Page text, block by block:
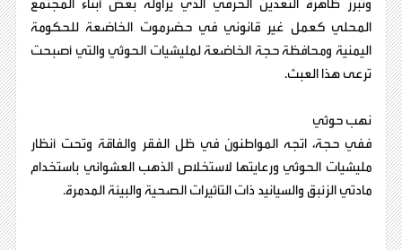
وتبرز ظاهرة التعدين الحرفي الذي يزاوله بعض أبناء المجتمع
المحلي كعمل غير قانوني في حضرموت الخاضعة للحكومة
اليمنية ومحافظة حجة الخاضعة لمليشيات الحوثي والتي أصبحت
ترعى هذا العبث.
نهب حوثي
ففي حجة، اتجه المواطنون في ظل الفقر والفاقة وتحت أنظار
مليشيات الحوثي ورعايتها لاستخلاص الذهب العشوائي باستخدام
مادتي الزئبق والسيانيد ذات التأثيرات الصحية والبيئة المدمرة.